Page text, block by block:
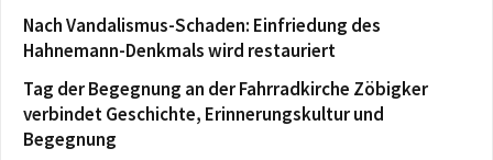
Nach Vandalismus-Schaden: Einfriedung des
Hahnemann-Denkmals wird restauriert
Tag der Begegnung an der Fahrradkirche Zöbigker
verbindet Geschichte, Erinnerungskultur und
Begegnung